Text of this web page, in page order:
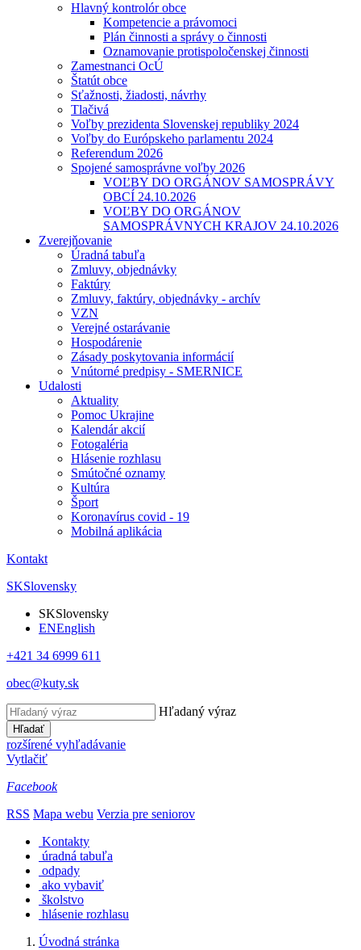
Hlavný kontrolór obce
Kompetencie a právomoci
Plán činnosti a správy o činnosti
Oznamovanie protispoločenskej činnosti
Zamestnanci OcÚ
Štatút obce
Sťažnosti, žiadosti, návrhy
Tlačivá
Voľby prezidenta Slovenskej republiky 2024
Voľby do Európskeho parlamentu 2024
Referendum 2026
Spojené samosprávne voľby 2026
VOĽBY DO ORGÁNOV SAMOSPRÁVY
OBCÍ 24.10.2026
VOĽBY DO ORGÁNOV
SAMOSPRÁVNYCH KRAJOV 24.10.2026
Zverejňovanie
Úradná tabuľa
Zmluvy, objednávky
Faktúry
Zmluvy, faktúry, objednávky - archív
VZN
Verejné ostarávanie
Hospodárenie
Zásady poskytovania informácií
Vnútorné predpisy - SMERNICE
Udalosti
Aktuality
Pomoc Ukrajine
Kalendár akcií
Fotogaléria
Hlásenie rozhlasu
Smútočné oznamy
Kultúra
Šport
Koronavírus covid - 19
Mobilná aplikácia
Kontakt
SKSlovensky
SKSlovensky
ENEnglish
+421 34 6999 611
obec@kuty.sk
Hľadaný výraz
Hľadať
rozšírené vyhľadávanie
Vytlačiť
Facebook
RSS Mapa webu Verzia pre seniorov
Kontakty
úradná tabuľa
odpady
ako vybaviť
školstvo
hlásenie rozhlasu
Úvodná stránka